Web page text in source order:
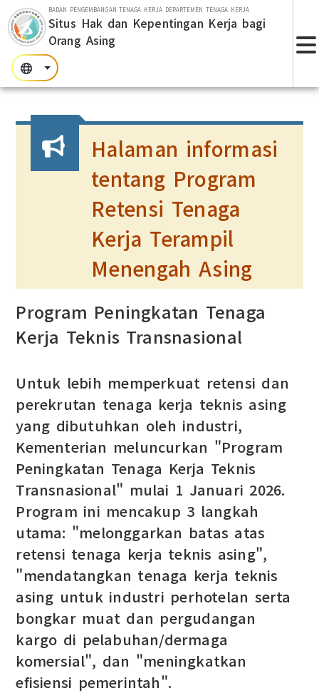
Lompat ke bagian utama
BADAN PENGEMBANGAN TENAGA KERJA DEPARTEMEN TENAGA KERJA
Situs Hak dan Kepentingan Kerja bagi
Orang Asing
:::
:::
Halaman informasi
tentang Program
Retensi Tenaga
Kerja Terampil
Menengah Asing
Program Peningkatan Tenaga
Kerja Teknis Transnasional
Untuk lebih memperkuat retensi dan
perekrutan tenaga kerja teknis asing
yang dibutuhkan oleh industri,
Kementerian meluncurkan "Program
Peningkatan Tenaga Kerja Teknis
Transnasional" mulai 1 Januari 2026.
Program ini mencakup 3 langkah
utama: "melonggarkan batas atas
retensi tenaga kerja teknis asing",
"mendatangkan tenaga kerja teknis
asing untuk industri perhotelan serta
bongkar muat dan pergudangan
kargo di pelabuhan/dermaga
komersial", dan "meningkatkan
efisiensi pemerintah".